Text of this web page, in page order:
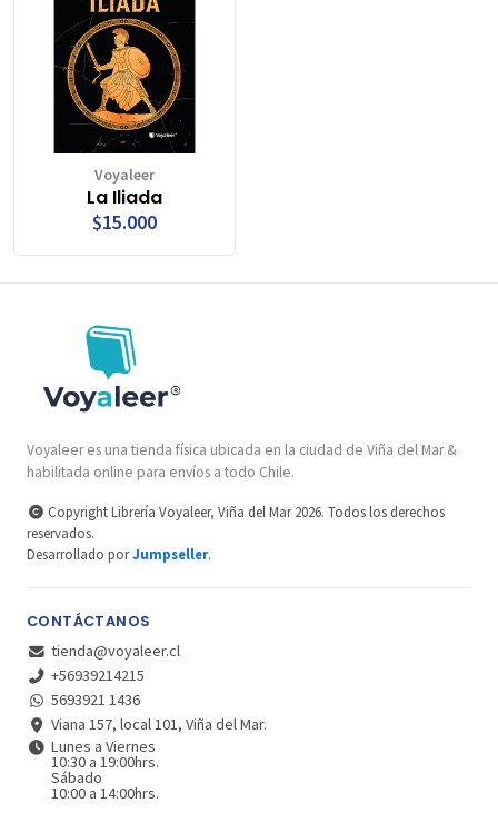
Voyaleer
La Iliada
$15.000
Voyaleer es una tienda física ubicada en la ciudad de Viña del Mar &
habilitada online para envíos a todo Chile.
Copyright Librería Voyaleer, Viña del Mar 2026. Todos los derechos
reservados.
Desarrollado porJumpseller.
CONTÁCTANOS
tienda@voyaleer.cl
+56939214215
5693921 1436
Viana 157, local 101, Viña del Mar.
Lunes a Viernes
10:30 a 19:00hrs.
Sábado
10:00 a 14:00hrs.